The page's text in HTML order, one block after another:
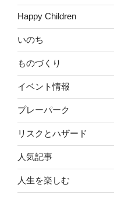
Happy Children
いのち
ものづくり
イベント情報
プレーパーク
リスクとハザード
人気記事
人生を楽しむ